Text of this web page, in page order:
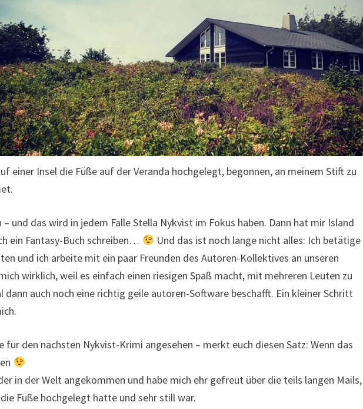
einer Insel die Füße auf der Veranda hochgelegt, begonnen, an meinem Stift zu
und das wird in jedem Falle Stella Nykvist im Fokus haben. Dann hat mir Island
ein Fantasy-Buch schreiben…
Und das ist noch lange nicht alles: Ich betätige
und ich arbeite mit ein paar Freunden des Autoren-Kollektives an unseren
wirklich, weil es einfach einen riesigen Spaß macht, mit mehreren Leuten zu
dann auch noch eine richtig geile autoren-Software beschafft. Ein kleiner Schritt
für den nächsten Nykvist-Krimi angesehen – merkt euch diesen Satz: Wenn das
in der Welt angekommen und habe mich ehr gefreut über die teils langen Mails,
Füße hochgelegt hatte und sehr still war.